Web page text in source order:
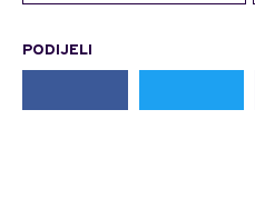
PODIJELI